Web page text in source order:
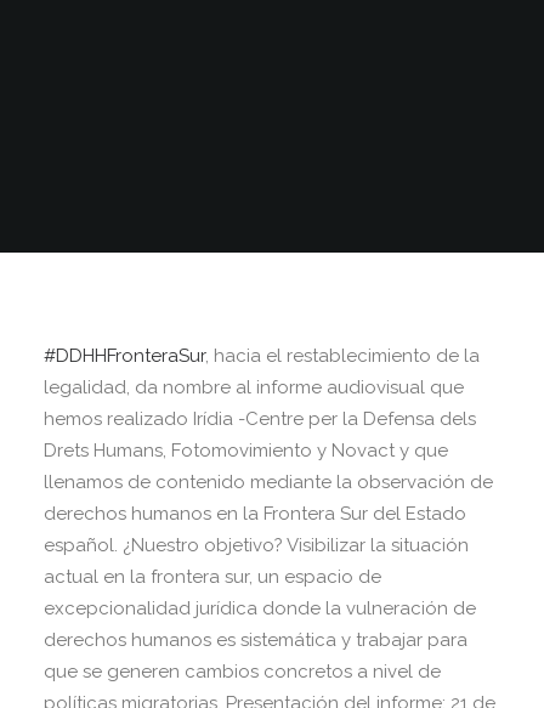
#DDHHFronteraSur, hacia el restablecimiento de la
legalidad, da nombre al informe audiovisual que
hemos realizado Irídia -Centre per la Defensa dels
Drets Humans, Fotomovimiento y Novact y que
llenamos de contenido mediante la observación de
derechos humanos en la Frontera Sur del Estado
español. ¿Nuestro objetivo? Visibilizar la situación
actual en la frontera sur, un espacio de
excepcionalidad jurídica donde la vulneración de
derechos humanos es sistemática y trabajar para
que se generen cambios concretos a nivel de
políticas migratorias. Presentación del informe: 21 de